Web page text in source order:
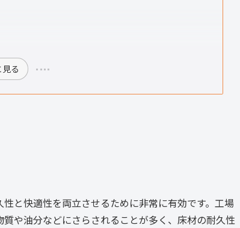
る
と快適性を両立させるために非常に有効です。工場
や油分などにさらされることが多く、床材の耐久性